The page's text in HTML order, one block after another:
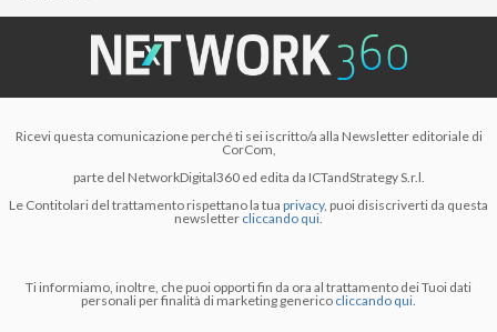
Ricevi questa comunicazione perché ti sei iscritto/a alla Newsletter editoriale di
CorCom,
parte del NetworkDigital360 ed edita da ICTandStrategy S.r.l.
Le Contitolari del trattamento rispettano la tua privacy, puoi disiscriverti da questa
newsletter cliccando qui.
Ti informiamo, inoltre, che puoi opporti fin da ora al trattamento dei Tuoi dati
personali per finalità di marketing generico cliccando qui.